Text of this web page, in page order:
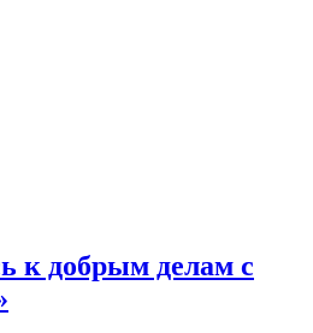
к добрым делам с